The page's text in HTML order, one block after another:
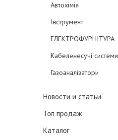
Автохімія
Інструмент
ЕЛЕКТРОФУРНІТУРА
Кабеленесучі системи
Газоаналізатори
Новости и статьи
Топ продаж
Каталог